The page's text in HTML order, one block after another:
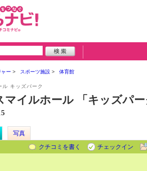
ャー スポーツ施設 体育館
ル キッズパーク
マイルホール 「キッズパ
写真
クチコミを書く
チェックイン